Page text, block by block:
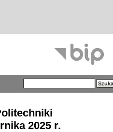
2025 r.